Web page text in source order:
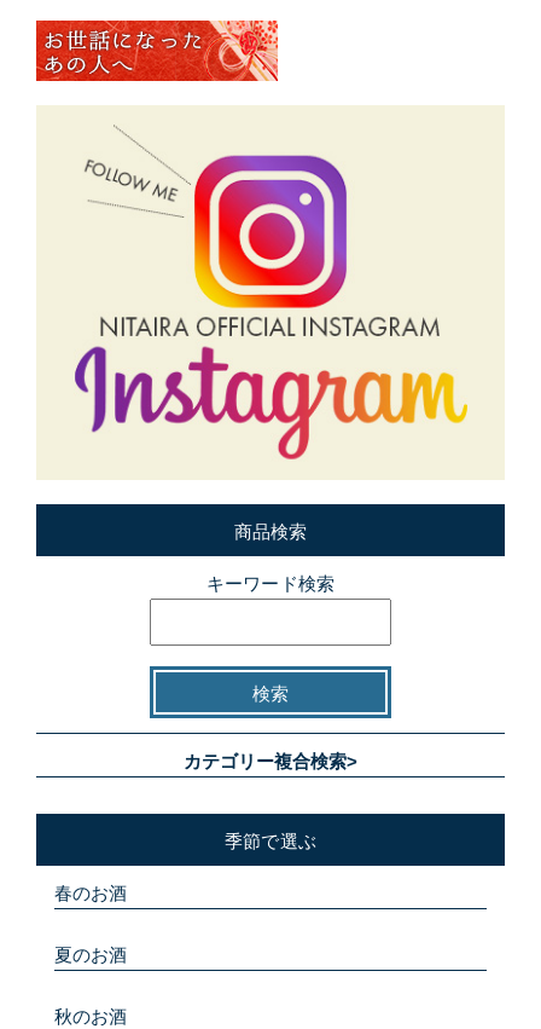
商品検索
キーワード検索
カテゴリー複合検索>
季節で選ぶ
春のお酒
夏のお酒
秋のお酒